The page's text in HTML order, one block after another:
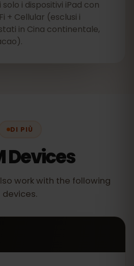
i dispositivi iPad con
+ Cellular (esclusi i
in Cina continentale,
DI PIÙ
Devices
work with the following
devices.